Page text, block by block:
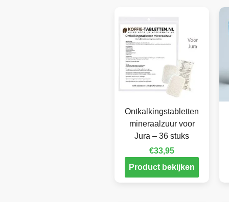
Ontkalkingstabletten
mineraalzuur voor
Jura – 36 stuks
€33,95
Product bekijken